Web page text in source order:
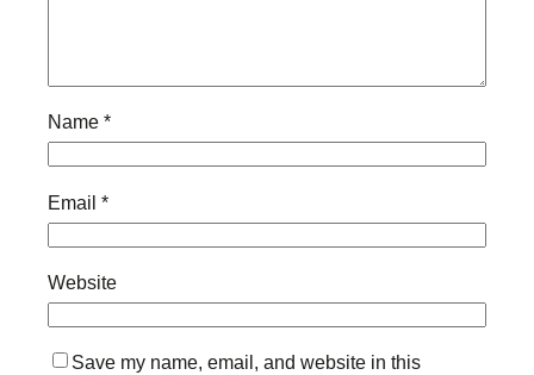
Name *
Email *
Website
Save my name, email, and website in this